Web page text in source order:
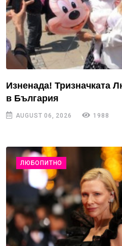
Изненада! Тризначката
в България
AUGUST 06, 2026 1988
ЛЮБОПИТНО